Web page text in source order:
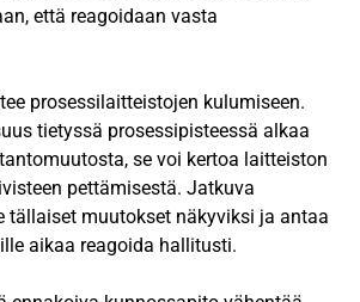
että reagoidaan vasta
prosessilaitteistojen kulumiseen.
tietyssä prosessipisteessä alkaa
se voi kertoa laitteiston
pettämisestä. Jatkuva
tällaiset muutokset näkyviksi ja antaa
aikaa reagoida hallitusti.